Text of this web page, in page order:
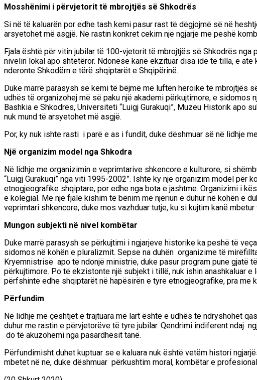
Mosshënimi i përvjetorit të mbrojtjës së Shkodrës
Si në të kaluarën por edhe tash kemi pasur rast të dëgjojmë së në
arsyetohet më asgjë. Në rastin konkret cekim një ngjarje me peshë
Fjala është për vitin jubilar të 100-vjetorit të mbrojtjës së Shkodrës nga
nivelin lokal apo shtetëror. Ndonëse kanë ekzituar disa ide të tilla, e
nderonte Shkodërn e tërë shqiptarët e Shqipërinë.
Duke marrë parasysh se kemi të bëjmë me luftën heroike të mbrojtjës
udhës të organizohej më së paku një akademi përkujtimore, e
Bashkia e Shkodrës, Universiteti “Luigj Gurakuqi”, Muzeu Historik
nuk mund të arsyetohet më asgjë.
Por, ky nuk ishte rasti i parë e as i fundit, duke dëshmuar së në lidhje
Një organizim model nga Shkodra
Në lidhje me organizimin e veprimtarive shkencore e kulturore, si
“Luigj Gurakuqi” nga viti 1995-2002”. Ishte ky një organizim model
etnogjeografike shqiptare, por edhe nga bota e jashtme. Organizimi i
e kolegial. Me një fjalë kishim të bënim me njeriun e duhur në kohën e
veprimtari shkencore, duke mos vazhduar tutje, ku si kujtim kanë
Mungon subjekti në nivel kombëtar
Duke marrë parasysh se përkujtimi i ngjarjeve historike ka peshë të
sidomos në kohën e pluralizmit. Sepse na duhën organizime të
Kryemnistrisë apo të ndonjë ministrie, duke pasur program pune gjatë
përkujtimore. Po të ekzistonte një subjekt i tillë, nuk ishin anashkaluar
përfshinte edhe shqiptarët në hapësirën e tyre etnogjeografike, pra me
Përfundim
Në lidhje me çështjet e trajtuara më lart është e udhës të ndryshohet
duhur me rastin e përvjetorëve të tyre jubilar. Qendrimi indiferent ndaj
do të akuzohemi nga pasardhësit tanë.
Përfundimisht duhet kuptuar se e kaluara nuk është vetëm histori
mbetet në ne, duke dëshmuar përkushtim moral, kombëtar e